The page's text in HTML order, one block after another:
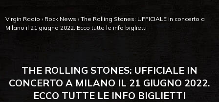
Virgin Radio › Rock News › The Rolling Stones: UFFICIALE in concerto a
Milano il 21 giugno 2022. Ecco tutte le info biglietti
THE ROLLING STONES: UFFICIALE IN
CONCERTO A MILANO IL 21 GIUGNO 2022.
ECCO TUTTE LE INFO BIGLIETTI